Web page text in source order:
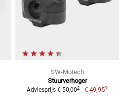
SW-Motech
Stuurverhoger
Adviesprijs € 50,002 € 49,951